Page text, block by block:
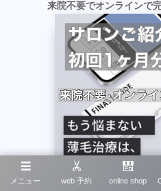
来院不要でオンラインで
メニュー web 予約 online shop